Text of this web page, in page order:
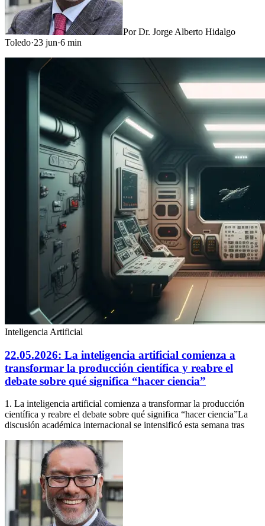
PorDr. Jorge Alberto Hidalgo
Toledo·23 jun·6 min
Inteligencia Artificial
22.05.2026: La inteligencia artificial comienza a
transformar la producción científica y reabre el
debate sobre qué significa “hacer ciencia”
1. La inteligencia artificial comienza a transformar la producción
científica y reabre el debate sobre qué significa “hacer ciencia”La
discusión académica internacional se intensificó esta semana tras